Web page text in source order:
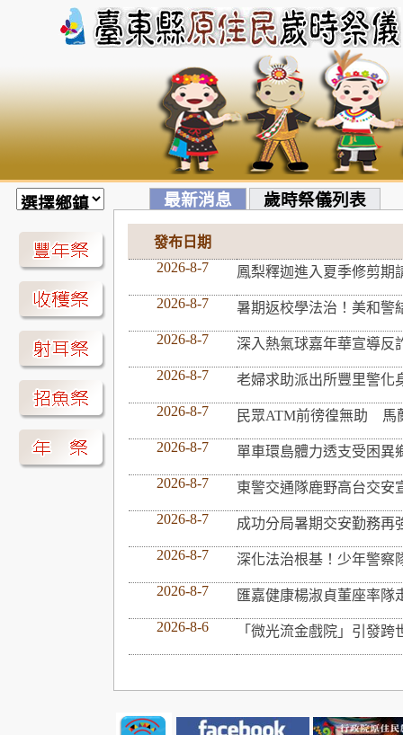
最新消息 歲時祭儀列表
發布日期
2026-8-7
鳳梨釋迦進入夏季修剪期
2026-8-7 暑期返校學法治！美和警
2026-8-7 深入熱氣球嘉年華宣導
2026-8-7 老婦求助派出所豐里警化
2026-8-7 民眾ATM前徬徨無助 馬
2026-8-7 單車環島體力透支受困
2026-8-7 東警交通隊鹿野高台交
2026-8-7 成功分局暑期交安勤務
2026-8-7 深化法治根基！少年警察
2026-8-7 匯嘉健康楊淑貞董座率隊
2026-8-6 「微光流金戲院」引發